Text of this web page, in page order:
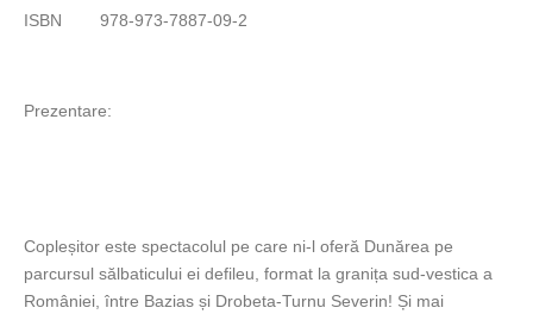
ISBN 978-973-7887-09-2
Prezentare:
Copleșitor este spectacolul pe care ni-l oferă Dunărea pe
parcursul sălbaticului ei defileu, format la granița sud-vestica a
României, între Bazias și Drobeta-Turnu Severin! Și mai